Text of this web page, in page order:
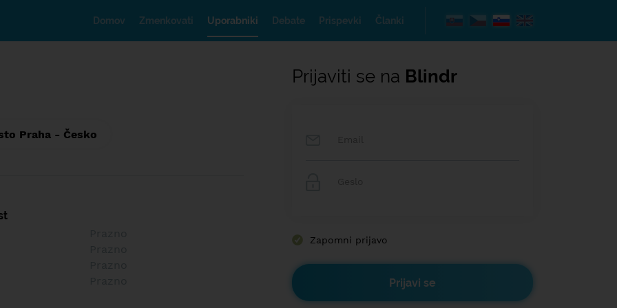
Domov Zmenkovati Uporabniki Debate Prispevki Članki
Praha - Česko
Prijaviti se na Blindr
Zapomni prijavo